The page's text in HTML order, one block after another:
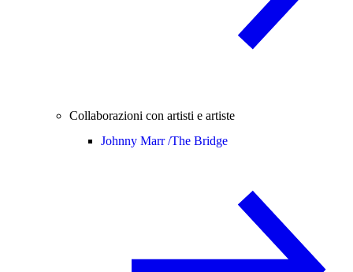
Collaborazioni con artisti e artiste
Johnny Marr /The Bridge